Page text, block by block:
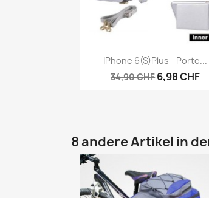
Vorschau
IPhone 6(S)plus - Porte...
34,90 CHF6,98 CHF
8 andere Artikel in